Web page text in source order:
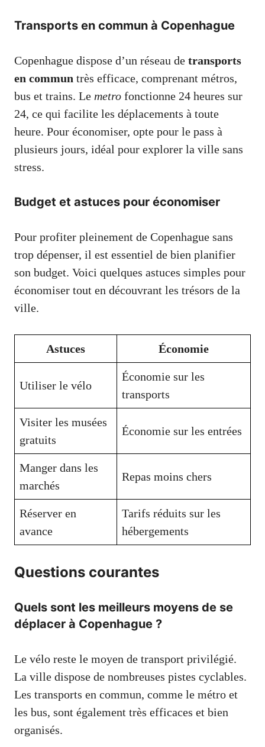
Transports en commun à Copenhague
Copenhague dispose d’un réseau de transports
en commun très efficace, comprenant métros,
bus et trains. Le metro fonctionne 24 heures sur
24, ce qui facilite les déplacements à toute
heure. Pour économiser, opte pour le pass à
plusieurs jours, idéal pour explorer la ville sans
stress.
Budget et astuces pour économiser
Pour profiter pleinement de Copenhague sans
trop dépenser, il est essentiel de bien planifier
son budget. Voici quelques astuces simples pour
économiser tout en découvrant les trésors de la
ville.
Astuces Économie
Utiliser le vélo
Économie sur les
transports
Visiter les musées
gratuits
Économie sur les entrées
Manger dans les
marchés
Repas moins chers
Réserver en
avance
Tarifs réduits sur les
hébergements
Questions courantes
Quels sont les meilleurs moyens de se
déplacer à Copenhague ?
Le vélo reste le moyen de transport privilégié.
La ville dispose de nombreuses pistes cyclables.
Les transports en commun, comme le métro et
les bus, sont également très efficaces et bien
organisés.